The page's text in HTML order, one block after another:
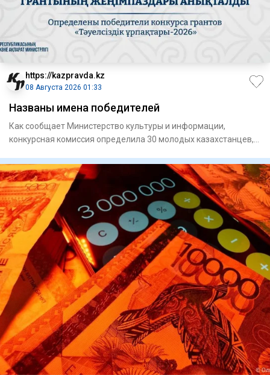
https://kazpravda.kz
08 Августа 2026 01:33
Названы имена победителей
Как сообщает Министерство культуры и информации,
конкурсная комиссия определила 30 молодых казахстанцев,